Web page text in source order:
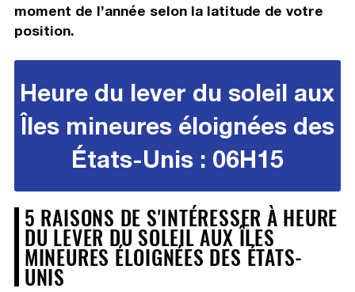
moment de l’année selon la latitude de votre
position.
Heure du lever du soleil aux
Îles mineures éloignées des
États-Unis : 06H15
5 RAISONS DE S'INTÉRESSER À HEURE
DU LEVER DU SOLEIL AUX ÎLES
MINEURES ÉLOIGNÉES DES ÉTATS-
UNIS